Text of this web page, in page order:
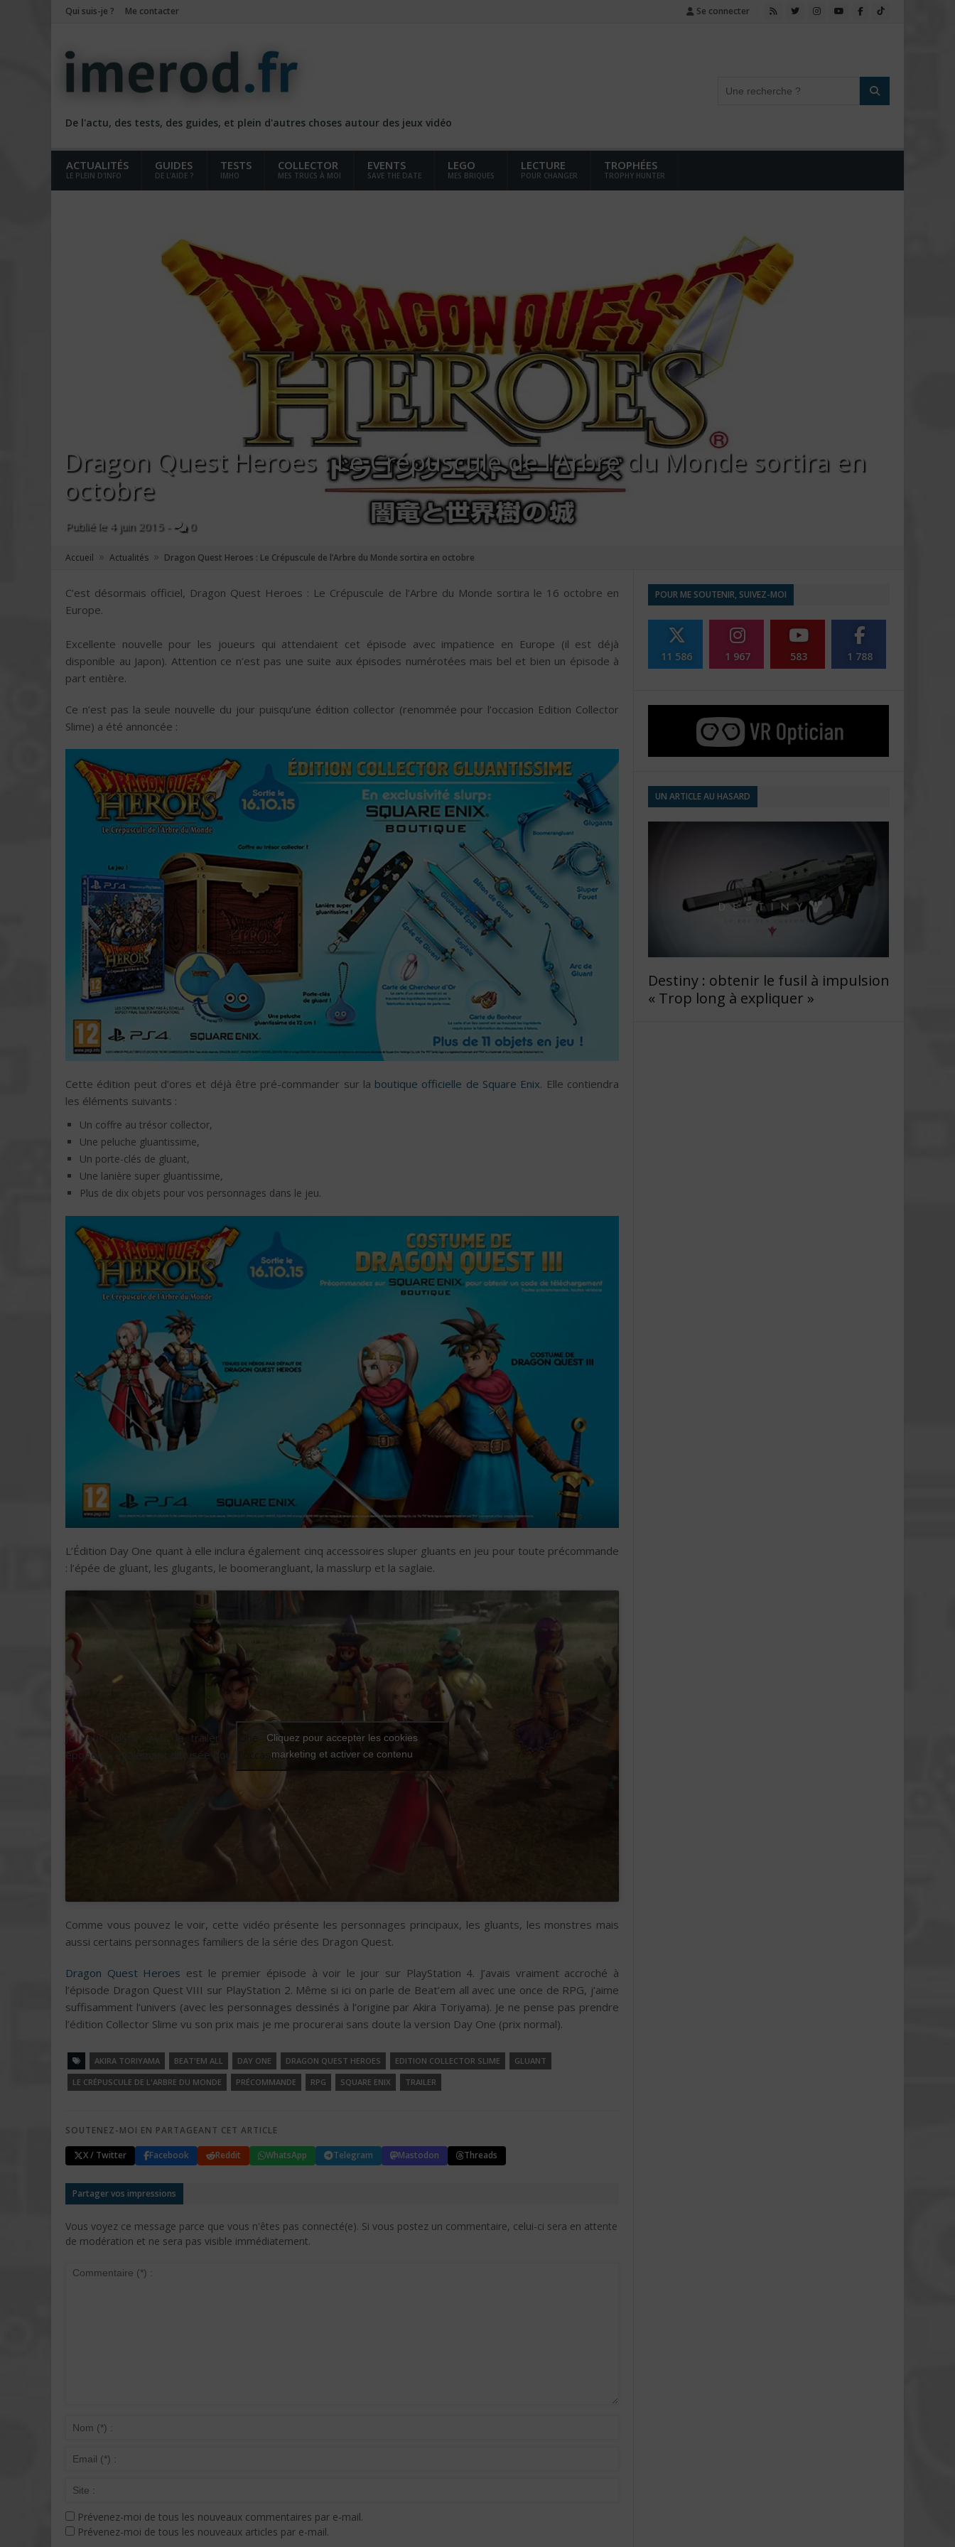
Qui suis-je ? Me contacter Se connecter
De l'actu, des tests, des guides, et plein d'autres choses autour des jeux vidéo
ACTUALITÉS
LE PLEIN D'INFO
GUIDES
DE L'AIDE ?
TESTS
IMHO
COLLECTOR
MES TRUCS À MOI
EVENTS
SAVE THE DATE
LEGO
MES BRIQUES
LECTURE
POUR CHANGER
TROPHÉES
TROPHY HUNTER
Dragon Quest Heroes : Le Crépuscule de l’Arbre du Monde sortira en
octobre
Publié le 4 juin 2015 - 0
Accueil » Actualités » Dragon Quest Heroes : Le Crépuscule de l’Arbre du Monde sortira en octobre
C’est désormais officiel, Dragon Quest Heroes : Le Crépuscule de l’Arbre du Monde sortira le 16 octobre en
Europe.
Excellente nouvelle pour les joueurs qui attendaient cet épisode avec impatience en Europe (il est déjà
disponible au Japon). Attention ce n’est pas une suite aux épisodes numérotées mais bel et bien un épisode à
part entière.
Ce n’est pas la seule nouvelle du jour puisqu’une édition collector (renommée pour l’occasion Edition Collector
Slime) a été annoncée :
Cette édition peut d’ores et déjà être pré-commander sur la boutique officielle de Square Enix. Elle contiendra
les éléments suivants :
Un coffre au trésor collector,
Une peluche gluantissime,
Un porte-clés de gluant,
Une lanière super gluantissime,
Plus de dix objets pour vos personnages dans le jeu.
L’Édition Day One quant à elle inclura également cinq accessoires sluper gluants en jeu pour toute précommande
: l’épée de gluant, les glugants, le boomerangluant, la masslurp et la saglaie.
Je vous laisse avec le trailer « Une nouvelle
épopée » également diffusée pour l’occasion :
Cliquez pour accepter les cookies
marketing et activer ce contenu
Comme vous pouvez le voir, cette vidéo présente les personnages principaux, les gluants, les monstres mais
aussi certains personnages familiers de la série des Dragon Quest.
Dragon Quest Heroes est le premier épisode à voir le jour sur PlayStation 4. J’avais vraiment accroché à
l’épisode Dragon Quest VIII sur PlayStation 2. Même si ici on parle de Beat’em all avec une once de RPG, j’aime
suffisamment l’univers (avec les personnages dessinés à l’origine par Akira Toriyama). Je ne pense pas prendre
l’édition Collector Slime vu son prix mais je me procurerai sans doute la version Day One (prix normal).
AKIRA TORIYAMA BEAT'EM ALL DAY ONE DRAGON QUEST HEROES EDITION COLLECTOR SLIME
GLUANT
LE CRÉPUSCULE DE L'ARBRE DU MONDE
PRÉCOMMANDE RPG SQUARE ENIX TRAILER
SOUTENEZ-MOI EN PARTAGEANT CET ARTICLE
X / Twitter Facebook Reddit WhatsApp Telegram Mastodon Threads
Partager vos impressions
Vous voyez ce message parce que vous n'êtes pas connecté(e). Si vous postez un commentaire, celui-ci sera en attente
de modération et ne sera pas visible immédiatement.
Prévenez-moi de tous les nouveaux commentaires par e-mail.
Prévenez-moi de tous les nouveaux articles par e-mail.
POUR ME SOUTENIR, SUIVEZ-MOI
11 586 1 967 583 1 788
UN ARTICLE AU HASARD
Destiny : obtenir le fusil à impulsion
« Trop long à expliquer »